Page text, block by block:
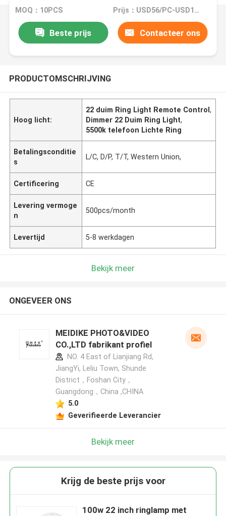
MOQ：10PCS Prijs：USD56/PC-USD106/PC
Beste prijs Contacteer ons
PRODUCTOMSCHRIJVING
Hoog licht:
22 duim Ring Light Remote Control,
Dimmer 22 Duim Ring Light,
5500k telefoon Lichte Ring
Betalingsconditie
s
L/C, D/P, T/T, Western Union,
Certificering CE
Levering vermoge
n
500pcs/month
Levertijd 5-8 werkdagen
Bekijk meer
ONGEVEER ONS
MEIDIKE PHOTO&VIDEO
CO.,LTD fabrikant profiel
NO. 4 East of Lianjiang Rd,
JiangYi, Leliu Town, Shunde
District，Foshan City，
Guangdong，China ,CHINA
5.0
Geverifieerde Leverancier
Bekijk meer
Krijg de beste prijs voor
100w 22 inch ringlamp met